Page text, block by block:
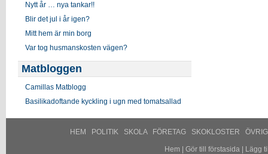
Nytt år … nya tankar!!
Blir det jul i år igen?
Mitt hem är min borg
Var tog husmanskosten vägen?
Matbloggen
Camillas Matblogg
Basilikadoftande kyckling i ugn med tomatsallad
HEM POLITIK SKOLA FÖRETAG SKOKLOSTER
Hem Gör till förstasida|
Lägg